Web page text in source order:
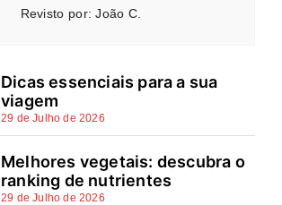
Revisto por: João C.
Dicas essenciais para a sua
viagem
29 de Julho de 2026
Melhores vegetais: descubra o
ranking de nutrientes
29 de Julho de 2026